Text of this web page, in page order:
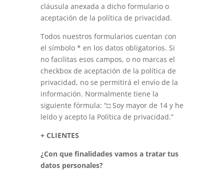
cláusula anexada a dicho formulario o
aceptación de la política de privacidad.
Todos nuestros formularios cuentan con
el símbolo * en los datos obligatorios. Si
no facilitas esos campos, o no marcas el
checkbox de aceptación de la política de
privacidad, no se permitirá el envío de la
información. Normalmente tiene la
siguiente fórmula: “□ Soy mayor de 14 y he
leído y acepto la Política de privacidad.”
+ CLIENTES
¿Con que finalidades vamos a tratar tus
datos personales?